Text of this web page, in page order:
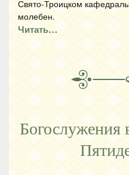
Свято-Троицком
молебен.
Читать…